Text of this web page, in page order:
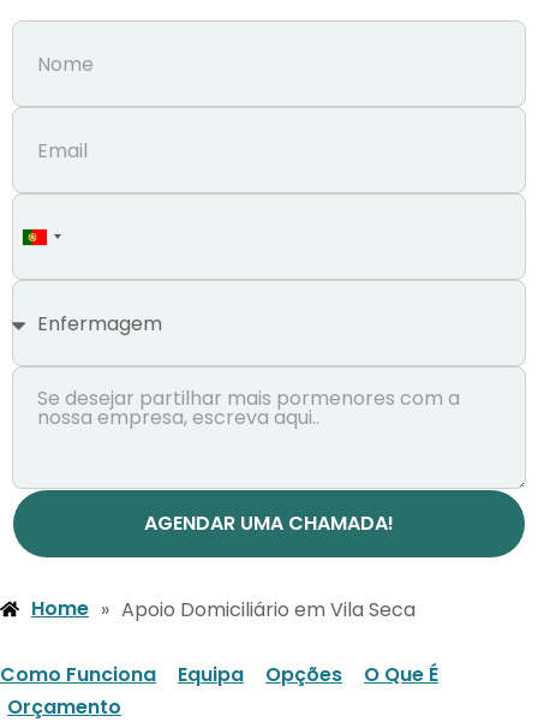
Portugal
+351
AGENDAR UMA CHAMADA!
Home » Apoio Domiciliário em Vila Seca
Como Funciona Equipa Opções
O Que É
Orçamento